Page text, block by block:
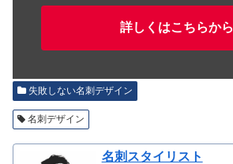
詳しくはこちらから
失敗しない名刺デザイン
名刺デザイン
名刺スタイリスト